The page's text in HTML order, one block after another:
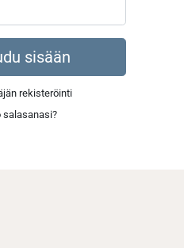
sisään
rekisteröinti
salasanasi?